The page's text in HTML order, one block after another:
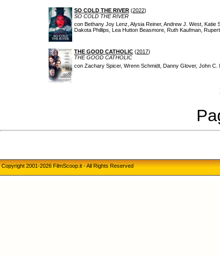
SO COLD THE RIVER (2022)
SO COLD THE RIVER
con Bethany Joy Lenz, Alysia Reiner, Andrew J. West, Katie
Dakota Phillips, Lea Hutton Beasmore, Ruth Kaufman,
THE GOOD CATHOLIC (2017)
THE GOOD CATHOLIC
con Zachary Spicer, Wrenn Schmidt, Danny Glover, John
Copyright 2001-2026 FilmScoop.it - All Rights Reserved